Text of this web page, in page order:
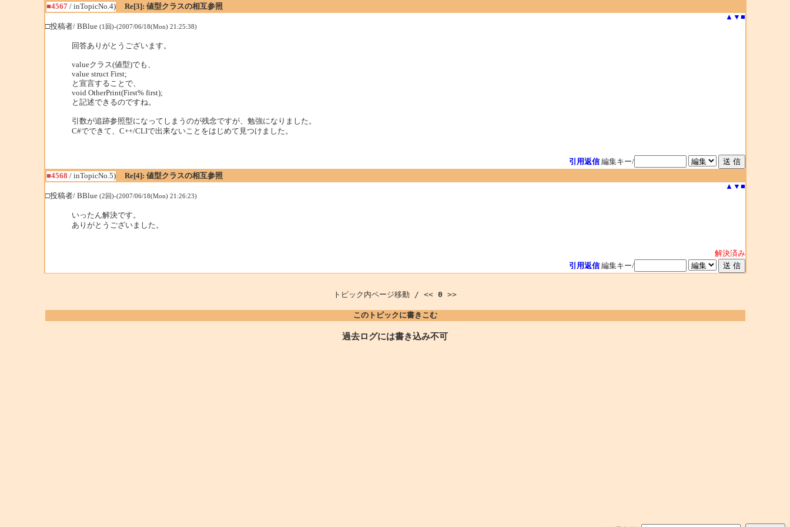
■4567/ inTopicNo.4)
Re[3]: 値型クラスの相互参照
▲ ▼ ■
□投稿者/ BBlue (1回)-(2007/06/18(Mon) 21:25:38)
回答ありがとうございます。
valueクラス(値型)でも、
value struct First;
と宣言することで、
void OtherPrint(First% first);
と記述できるのですね。
引数が追跡参照型になってしまうのが残念ですが、勉強になりました。
C#でできて、C++/CLIで出来ないことをはじめて見つけました。
引用返信 編集キー/
■4568 / inTopicNo.5)
Re[4]: 値型クラスの相互参照
▲ ▼ ■
□投稿者/ BBlue (2回)-(2007/06/18(Mon) 21:26:23)
いったん解決です。
ありがとうございました。
解決済み
引用返信 編集キー/
トピック内ページ移動 / << 0 >>
このトピックに書きこむ
過去ログには書き込み不可